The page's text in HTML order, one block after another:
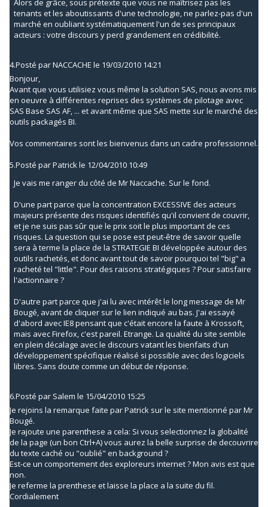
Alors de grâce, sous prétexte que vous ne maîtrisez pas les
tenants et les aboutissants d'une technologie, ne parlez-pas d'un
marché en oubliant systématiquement l'un de ses principaux
acteurs : votre discours y perd grandement en crédibilité.
4.Posté parNACCACHE le 19/03/2010 14:21
Bonjour,
Avant que vous utilisiez vous même la solution SAS, nous avons mis
en oeuvre à différentes reprises des systèmes de pilotage avec
SAS Base SAS AF, ... et avant même que SAS mette sur le marché des
outils packagés BI.
Vos commentaires sont les bienvenus dans un cadre professionnel.
5.Posté parPatrickle 12/04/2010 10:49
Je vais me ranger du côté de Mr Naccache. Sur le fond.
D'une part parce que la concentration EXCESSIVE des acteurs
majeurs présente des risques identifiés qu'il convient de couvrir,
et je ne suis pas sûr que le prix soit le plus important de ces
risques. La question qui se pose est peut-être de savoir quelle
sera à terme la place de la STRATEGIE BI développée autour des
outils rachetés, et donc avant tout de savoir pourquoi tel "big" a
racheté tel "little". Pour des raisons stratégiques ? Pour satisfaire
l'actionnaire ?
D'autre part parce que j'ai lu avec intérêt le long message de Mr
Bougé, avant de cliquer sur le lien indiqué au bas. J'ai essayé
d'abord avec IE8 pensant que c'était encore la faute à Krossoft,
mais avec Firefox, c'est pareil. Etrange. La qualité du site semble
en plein décalage avec le discours vatant les bienfaits d'un
développement spécifique réalisé si possible avec des logiciels
libres. Sans doute comme un début de réponse.
6.Posté par Salem le 15/04/2010 15:25
Je rejoins la remarque faite par Patrick sur le site mentionné par Mr
Bougé.
Je rajoute une parenthese a cela: Si vous selectionnez la globalité
de la page (un bon Ctrl+A) vous aurez la belle surprise de decouvrire
du texte caché ou "oublié" en background ?
Est-ce un comportement des exploreurs internet ? Mon avis est que
non.
Je referme la prenthese et laisse la place a la suite du fil.
Cordialement